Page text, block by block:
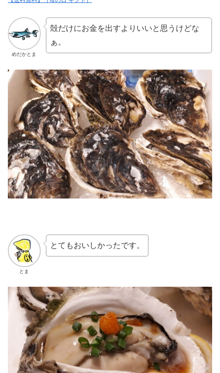
めだかとま
殻だけにお金を出すよりいいと思うけどな
ぁ。
とま
とてもおいしかったです。